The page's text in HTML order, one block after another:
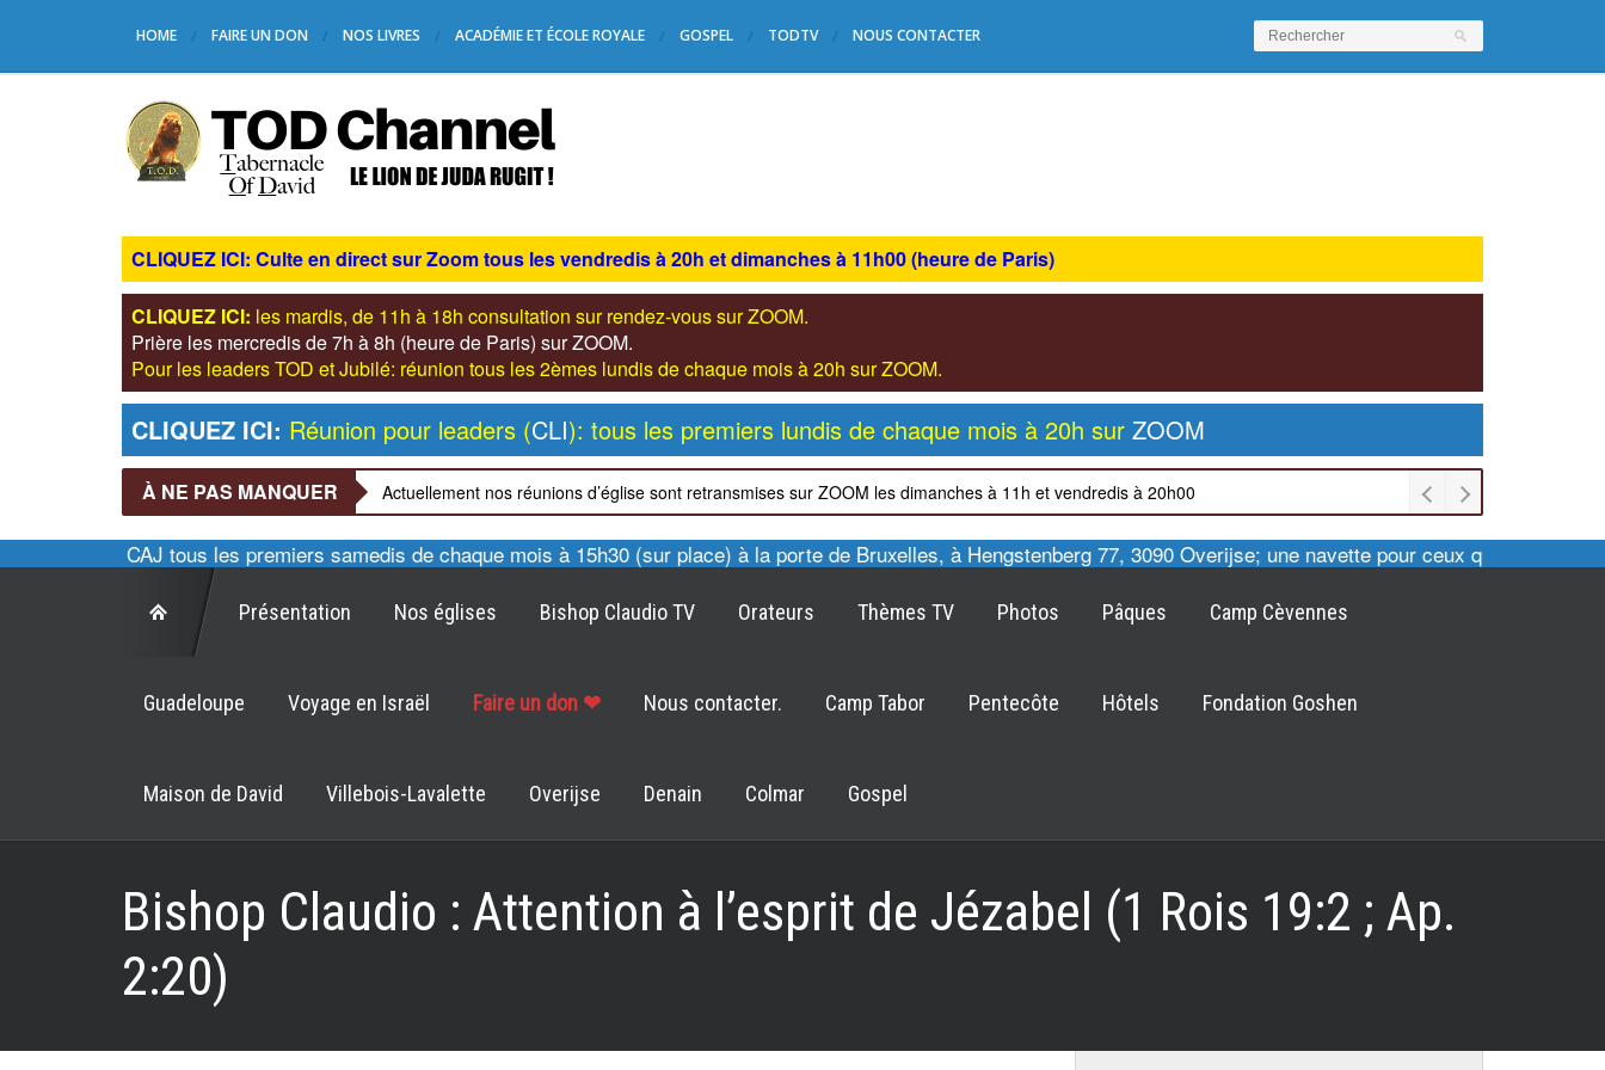
HOME FAIRE UN DON NOS LIVRES ACADÉMIE ET ÉCOLE ROYALE GOSPEL TODTV NOUS CONTACTER
CLIQUEZ ICI: Culte en direct sur Zoom tous les vendredis à 20h et dimanches à 11h00 (heure de Paris)
CLIQUEZ ICI: les mardis, de 11h à 18h consultation sur rendez-vous sur ZOOM.
Prière les mercredis de 7h à 8h (heure de Paris) sur ZOOM.
Pour les leaders TOD et Jubilé: réunion tous les 2èmes lundis de chaque mois à 20h sur ZOOM.
CLIQUEZ ICI: Réunion pour leaders (CLI): tous les premiers lundis de chaque mois à 20h sur ZOOM
À NE PAS MANQUER Actuellement nos réunions d’église sont retransmises sur ZOOM les dimanches à 11h et vendredis à 20h00
des CAJ tous les premiers samedis de chaque mois à 15h30 (sur place) à la porte de Bruxelles, à Hengstenberg 77, 3090 Overijse; une navette pour ceux qui le
Présentation Nos églises Bishop Claudio TV Orateurs Thèmes TV Photos Pâques Camp Cèvennes
Guadeloupe Voyage en Israël Faire un don ❤ Nous contacter. Camp Tabor Pentecôte Hôtels Fondation Goshen
Maison de David Villebois-Lavalette Overijse Denain Colmar Gospel
Bishop Claudio : Attention à l’esprit de Jézabel (1 Rois 19:2 ; Ap.
2:20)